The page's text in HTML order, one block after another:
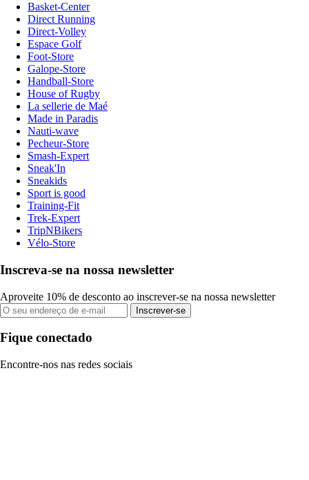
Basket-Center
Direct Running
Direct-Volley
Espace Golf
Foot-Store
Galope-Store
Handball-Store
House of Rugby
La sellerie de Maé
Made in Paradis
Nauti-wave
Pecheur-Store
Smash-Expert
Sneak'In
Sneakids
Sport is good
Training-Fit
Trek-Expert
TripNBikers
Vélo-Store
Inscreva-se na nossa newsletter
Aproveite 10% de desconto ao inscrever-se na nossa newsletter
Inscrever-se
Fique conectado
Encontre-nos nas redes sociais